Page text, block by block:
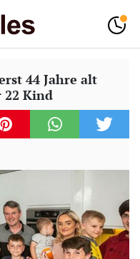
44 Jahre alt
22 Kind